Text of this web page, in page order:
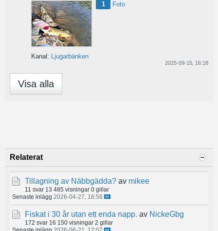
1
Foto
Kanal: Ljugarbänken
2025-09-15, 16:18
Visa alla
Relaterat
Tillagning av Näbbgädda? av mikee
11 svar 13 485 visningar 0 gillar
Senaste inlägg 2026-04-27, 16:56
Fiskat i 30 år utan ett enda napp. av NickeGbg
172 svar 16 150 visningar 2 gillar
Senaste inlägg 2026-06-21, 12:07